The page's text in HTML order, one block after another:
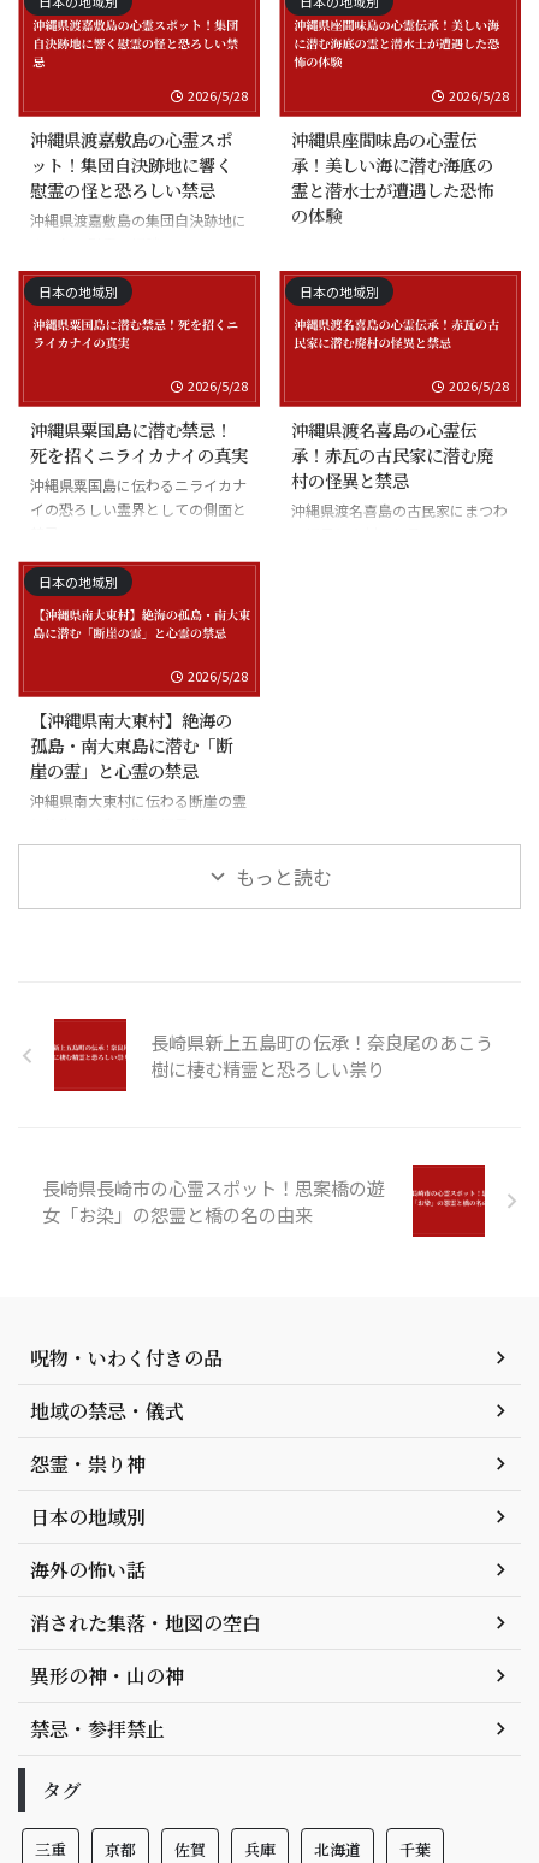
2026/5/28
沖縄県渡嘉敷島の心霊スポ
ット！集団自決跡地に響く
慰霊の怪と恐ろしい禁忌
沖縄県渡嘉敷島の集団自決跡地に
2026/5/28
沖縄県座間味島の心霊伝
承！美しい海に潜む海底の
霊と潜水士が遭遇した恐怖
の体験
士の怪談
日本の地域別
2026/5/28
沖縄県粟国島に潜む禁忌！
死を招くニライカナイの真実
沖縄県粟国島に伝わるニライカナ
イの恐ろしい霊界としての側面と
日本の地域別
2026/5/28
沖縄県渡名喜島の心霊伝
承！赤瓦の古民家に潜む廃
村の怪異と禁忌
沖縄県渡名喜島の古民家にまつわ
日本の地域別
2026/5/28
【沖縄県南大東村】絶海の
孤島・南大東島に潜む「断
崖の霊」と心霊の禁忌
沖縄県南大東村に伝わる断崖の霊
もっと読む
長崎県新上五島町の伝承！奈良尾のあこう
樹に棲む精霊と恐ろしい祟り
長崎県長崎市の心霊スポット！思案橋の遊
女「お染」の怨霊と橋の名の由来
呪物・いわく付きの品
地域の禁忌・儀式
怨霊・祟り神
日本の地域別
海外の怖い話
消された集落・地図の空白
異形の神・山の神
禁忌・参拝禁止
タグ
三重 京都 佐賀 兵庫 北海道 千葉